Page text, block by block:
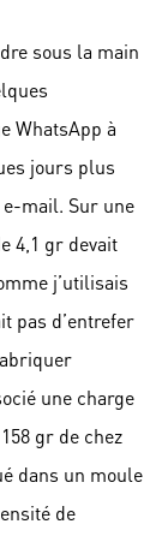
sous la main
WhatsApp à
jours plus
mail. Sur une
4,1 gr devait
j’utilisais
pas d’entrefer
une charge
gr de chez
dans un moule
de